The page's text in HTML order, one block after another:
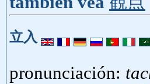
立入
pronunciación: